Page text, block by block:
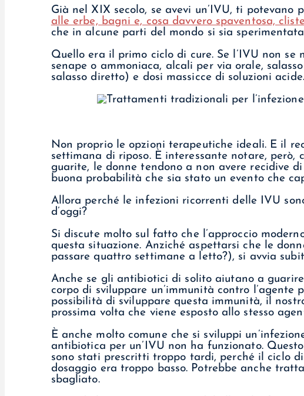
Già nel XIX secolo, se avevi un’IVU, ti potevano
alle erbe, bagni e, cosa davvero spaventosa,
che in alcune parti del mondo si sia sperimentata
Quello era il primo ciclo di cure. Se l’IVU non
senape o ammoniaca, alcali per via orale,
salasso diretto) e dosi massicce di soluzioni acide.
Non proprio le opzioni terapeutiche ideali. E il
settimana di riposo. È interessante notare, però,
guarite, le donne tendono a non avere recidive
buona probabilità che sia stato un evento che
Allora perché le infezioni ricorrenti delle IVU
d’oggi?
Si discute molto sul fatto che l’approccio
questa situazione. Anziché aspettarsi che le
passare quattro settimane a letto?), si avvia
Anche se gli antibiotici di solito aiutano a
corpo di sviluppare un’immunità contro l’agente
possibilità di sviluppare questa immunità, il
prossima volta che viene esposto allo stesso
È anche molto comune che si sviluppi
antibiotica per un’IVU non ha funzionato.
sono stati prescritti troppo tardi, perché il ciclo
dosaggio era troppo basso. Potrebbe anche
sbagliato.